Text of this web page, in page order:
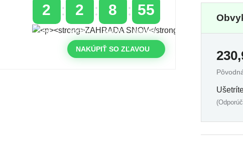
2
DNI
2
HODINY
8
MINÚTY
54
SEKUNDY
NAKÚPIŤ SO ZĽAVOU